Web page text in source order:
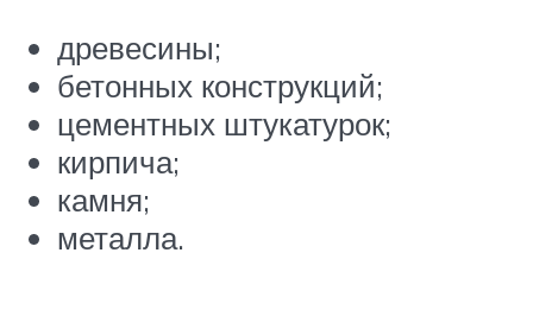
древесины;
бетонных конструкций;
цементных штукатурок;
кирпича;
камня;
металла.